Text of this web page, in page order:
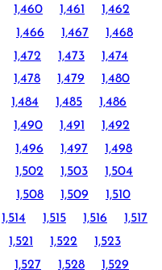
1,460 1,461
1,462
1,466 1,467
1,468
1,472 1,473
1,474
1,478 1,479
1,480
1,484 1,485
1,486
1,490 1,491
1,492
1,496 1,497
1,498
1,502 1,503
1,504
1,508 1,509
1,510
1,514 1,515 1,516
1,517
1,521 1,522
1,523
1,527 1,528
1,529